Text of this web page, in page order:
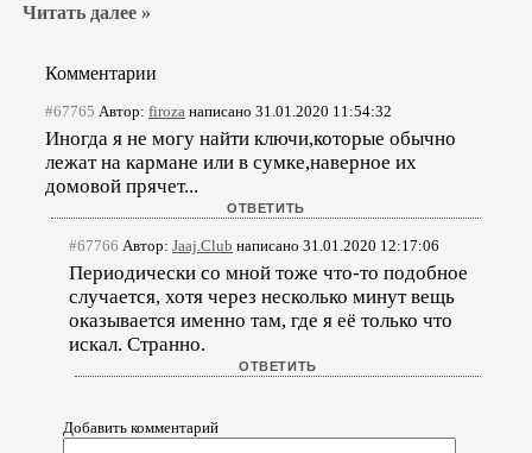
Читать далее »
Комментарии
#67765 Автор: firoza написано 31.01.2020 11:54:32
Иногда я не могу найти ключи,которые обычно
лежат на кармане или в сумке,наверное их
домовой прячет...
#67766 Автор: Jaaj.Club написано 31.01.2020 12:17:06
Периодически со мной тоже что-то подобное
случается, хотя через несколько минут вещь
оказывается именно там, где я её только что
искал. Странно.
Добавить комментарий